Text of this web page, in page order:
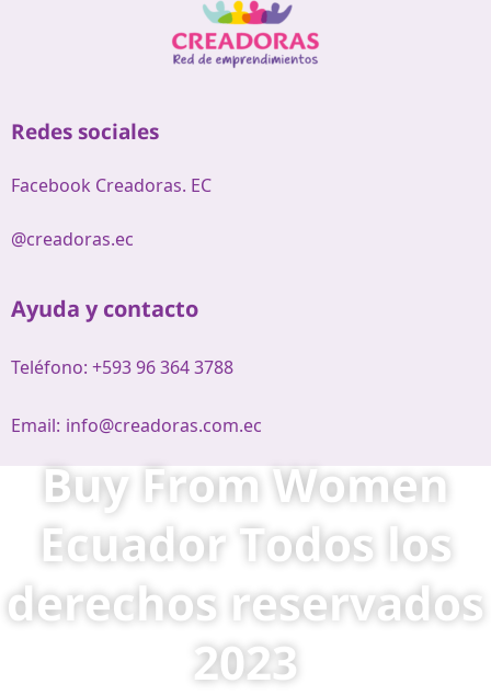
Redes sociales
Facebook Creadoras. EC
@creadoras.ec
Ayuda y contacto
Teléfono: +593 96 364 3788
Email: info@creadoras.com.ec
Buy From Women
Ecuador Todos los
derechos reservados
2023